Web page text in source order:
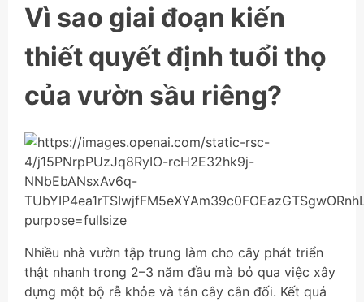
Vì sao giai đoạn kiến
thiết quyết định tuổi thọ
của vườn sầu riêng?
Nhiều nhà vườn tập trung làm cho cây phát triển
thật nhanh trong 2–3 năm đầu mà bỏ qua việc xây
dựng một bộ rễ khỏe và tán cây cân đối. Kết quả